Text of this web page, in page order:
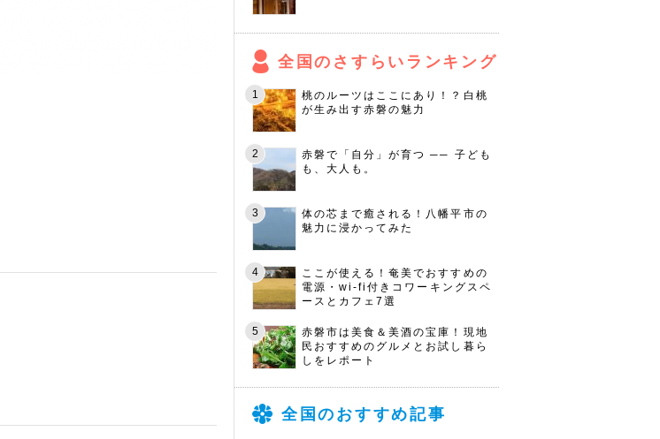
全国のさすらいランキング
桃のルーツはここにあり！？白桃
が生み出す赤磐の魅力
赤磐で「自分」が育つ ── 子ども
も、大人も。
体の芯まで癒される！八幡平市の
魅力に浸かってみた
ここが使える！奄美でおすすめの
電源・wi-fi付きコワーキングスペ
ースとカフェ7選
赤磐市は美食＆美酒の宝庫！現地
民おすすめのグルメとお試し暮ら
しをレポート
全国のおすすめ記事